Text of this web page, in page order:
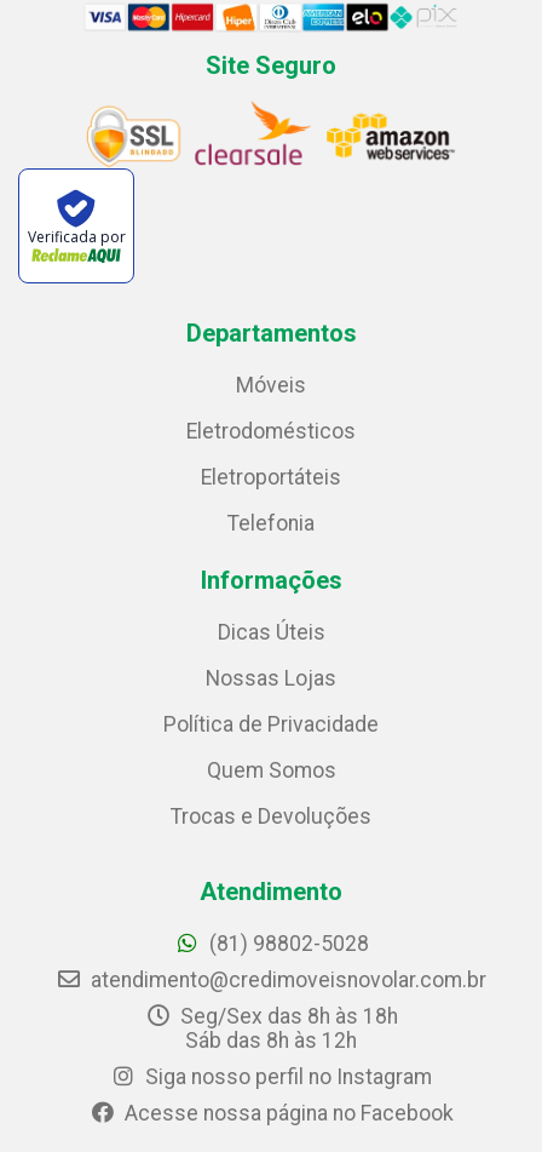
Site Seguro
Verificada por
Departamentos
Móveis
Eletrodomésticos
Eletroportáteis
Telefonia
Informações
Dicas Úteis
Nossas Lojas
Política de Privacidade
Quem Somos
Trocas e Devoluções
Atendimento
(81) 98802-5028
atendimento@credimoveisnovolar.com.br
Seg/Sex das 8h às 18h
Sáb das 8h às 12h
Siga nosso perfil no Instagram
Acesse nossa página no Facebook